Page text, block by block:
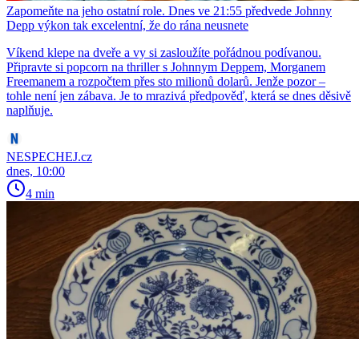
Zapomeňte na jeho ostatní role. Dnes ve 21:55 předvede Johnny
Depp výkon tak excelentní, že do rána neusnete
Víkend klepe na dveře a vy si zasloužíte pořádnou podívanou.
Připravte si popcorn na thriller s Johnnym Deppem, Morganem
Freemanem a rozpočtem přes sto milionů dolarů. Jenže pozor –
tohle není jen zábava. Je to mrazivá předpověď, která se dnes děsivě
naplňuje.
NESPECHEJ.cz
dnes, 10:00
4 min